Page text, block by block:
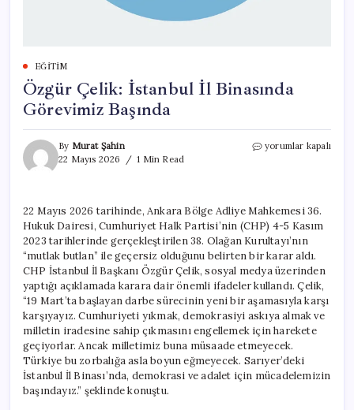
EĞITIM
Özgür Çelik: İstanbul İl Binasında
Görevimiz Başında
By Murat Şahin
22 Mayıs 2026
1 Min Read
Özgür
Görevimiz
Başında
için
yorumlar kapalı
22 Mayıs 2026 tarihinde, Ankara Bölge Adliye Mahkemesi 36.
Hukuk Dairesi, Cumhuriyet Halk Partisi’nin (CHP) 4-5 Kasım
2023 tarihlerinde gerçekleştirilen 38. Olağan Kurultayı’nın
“mutlak butlan” ile geçersiz olduğunu belirten bir karar aldı.
CHP İstanbul İl Başkanı Özgür Çelik, sosyal medya üzerinden
yaptığı açıklamada karara dair önemli ifadeler kullandı. Çelik,
“19 Mart’ta başlayan darbe sürecinin yeni bir aşamasıyla karşı
karşıyayız. Cumhuriyeti yıkmak, demokrasiyi askıya almak ve
milletin iradesine sahip çıkmasını engellemek için harekete
geçiyorlar. Ancak milletimiz buna müsaade etmeyecek.
Türkiye bu zorbalığa asla boyun eğmeyecek. Sarıyer’deki
İstanbul İl Binası’nda, demokrasi ve adalet için mücadelemizin
başındayız.” şeklinde konuştu.